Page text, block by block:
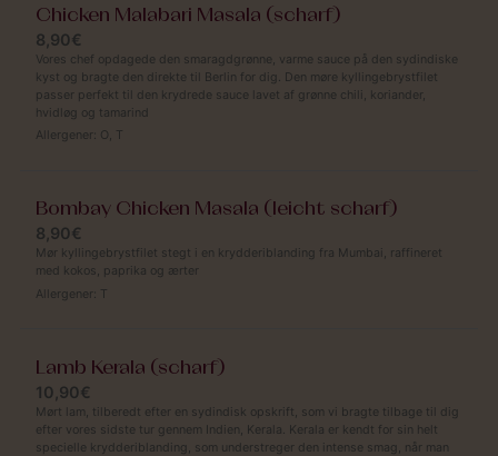
Chicken Malabari Masala (scharf)
8,90€
Vores chef opdagede den smaragdgrønne, varme sauce på den sydindiske
kyst og bragte den direkte til Berlin for dig. Den møre kyllingebrystfilet
passer perfekt til den krydrede sauce lavet af grønne chili, koriander,
hvidløg og tamarind
Allergener: O, T
Bombay Chicken Masala (leicht scharf)
8,90€
Mør kyllingebrystfilet stegt i en krydderiblanding fra Mumbai, raffineret
med kokos, paprika og ærter
Allergener:
T
Lamb Kerala (scharf)
10,90€
Mørt lam, tilberedt efter en sydindisk opskrift, som vi bragte tilbage til dig
efter vores sidste tur gennem Indien, Kerala. Kerala er kendt for sin helt
specielle krydderiblanding, som understreger den intense smag, når man